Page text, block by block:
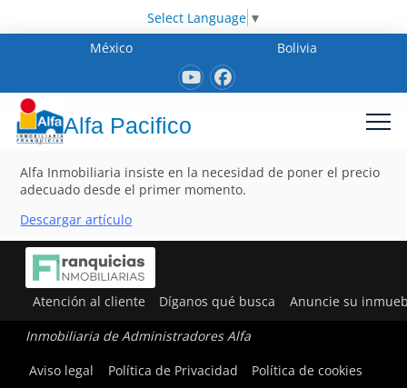
Select Language ▼
México
Bolivia
Alfa Pacifico
Alfa Inmobiliaria insiste en la necesidad de poner el precio
adecuado desde el primer momento.
Descargar artículo
Atención al cliente Díganos qué busca Anuncie su
Inmobiliaria de Administradores Alfa
Aviso legal
Política de Privacidad Política de cookies